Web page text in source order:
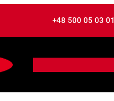
+48 500 05 03 01